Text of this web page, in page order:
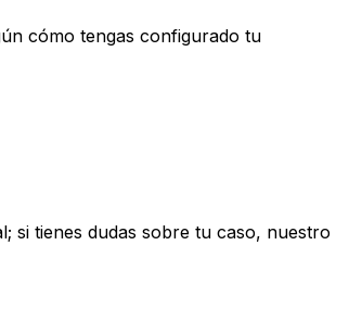
cómo tengas configurado tu
si tienes dudas sobre tu caso, nuestro